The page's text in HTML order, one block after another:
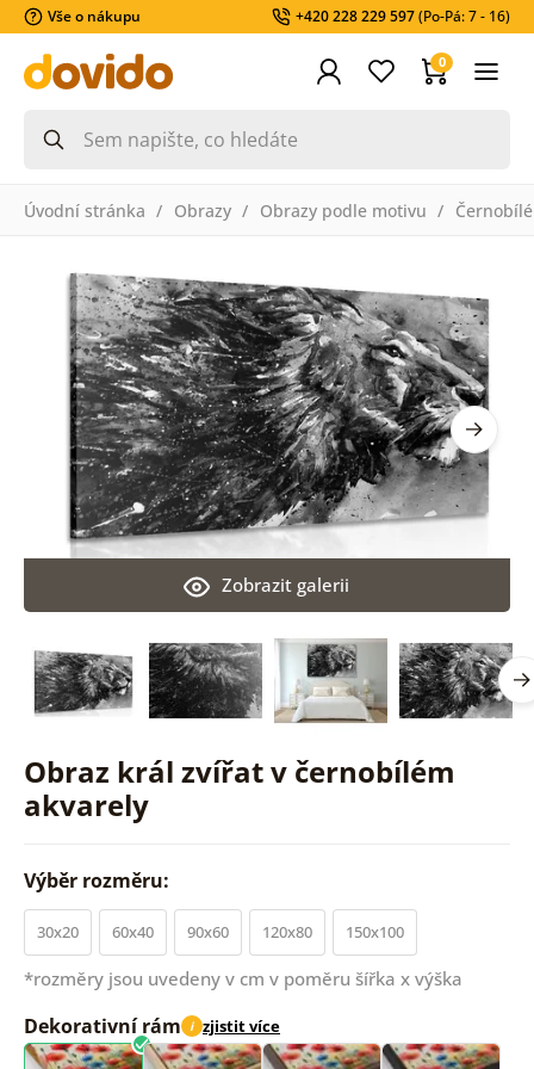
Vše o nákupu +420 228 229 597(Po-Pá: 7 - 16)
0
Úvodní stránka Obrazy Obrazy podle motivu
Obraz král zvířat v černobílém
akvarely
Zobrazit galerii
Výběr rozměru:
30x20 60x40 90x60 120x80 150x100
*rozměry jsou uvedeny v cm v poměru šířka x výška
Dekorativní rám i zjistit více